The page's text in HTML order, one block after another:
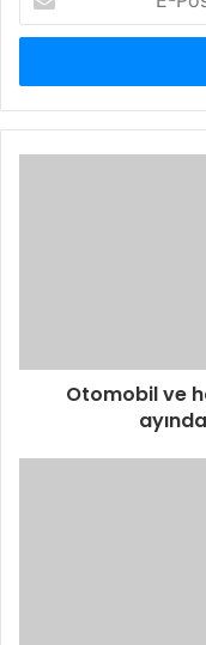
Posta
adresinizi
Otomobil ve